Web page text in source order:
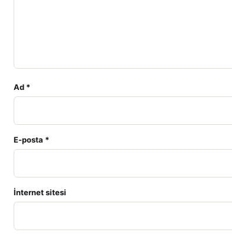
Ad *
E-posta *
İnternet sitesi